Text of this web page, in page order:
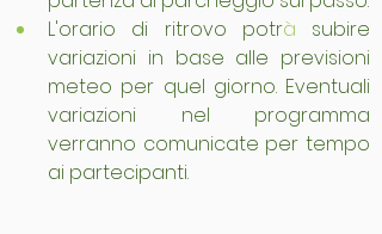
L'orario di ritrovo potrà subire
variazioni in base alle previsioni
meteo per quel giorno. Eventuali
variazioni nel programma
verranno comunicate per tempo
ai partecipanti.